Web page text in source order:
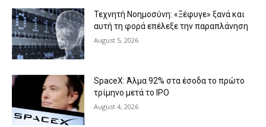
Τεχνητή Νοημοσύνη: «Ξέφυγε» ξανά και
αυτή τη φορά επέλεξε την παραπλάνηση
August 5, 2026
SpaceX: Άλμα 92% στα έσοδα το πρώτο
τρίμηνο μετά το IPO
August 4, 2026